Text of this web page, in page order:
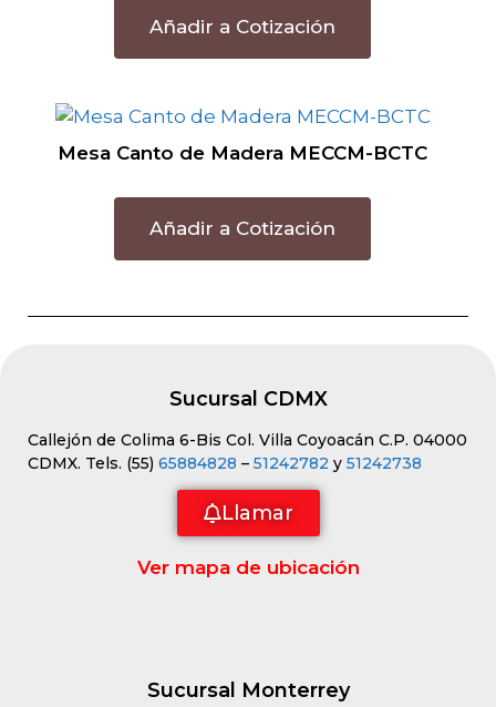
Añadir a Cotización
Mesa Canto de Madera MECCM-BCTC
Añadir a Cotización
Sucursal CDMX
Callejón de Colima 6-Bis Col. Villa Coyoacán C.P. 04000
CDMX. Tels. (55) 65884828 – 51242782 y 51242738
Llamar
Ver mapa de ubicación
Sucursal Monterrey